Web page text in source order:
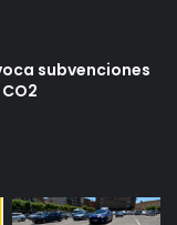
subvenciones